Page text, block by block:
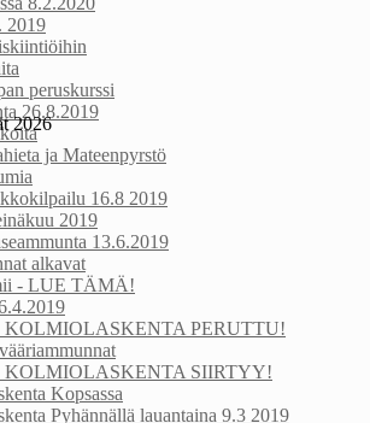
2019
peruskurssi
26.8.2019
ja Mateenpyrstö
16.8 2019
2019
13.6.2019
alkavat
- LUE TÄMÄ!
PERUTTU!
SIIRTYY!
Kopsassa
Pyhännällä lauantaina 9.3 2019
2026